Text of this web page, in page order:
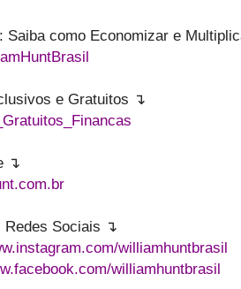
como Economizar e
e Gratuitos ↴
↴
Redes Sociais ↴
williamhuntbrasil
williamhuntbrasil